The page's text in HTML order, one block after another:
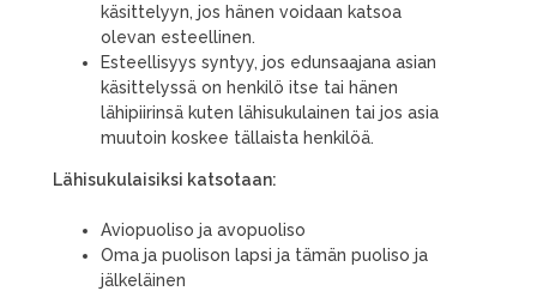
käsittelyyn, jos hänen voidaan katsoa
olevan esteellinen.
Esteellisyys syntyy, jos edunsaajana asian
käsittelyssä on henkilö itse tai hänen
lähipiirinsä kuten lähisukulainen tai jos asia
muutoin koskee tällaista henkilöä.
Lähisukulaisiksi katsotaan:
Aviopuoliso ja avopuoliso
Oma ja puolison lapsi ja tämän puoliso ja
jälkeläinen